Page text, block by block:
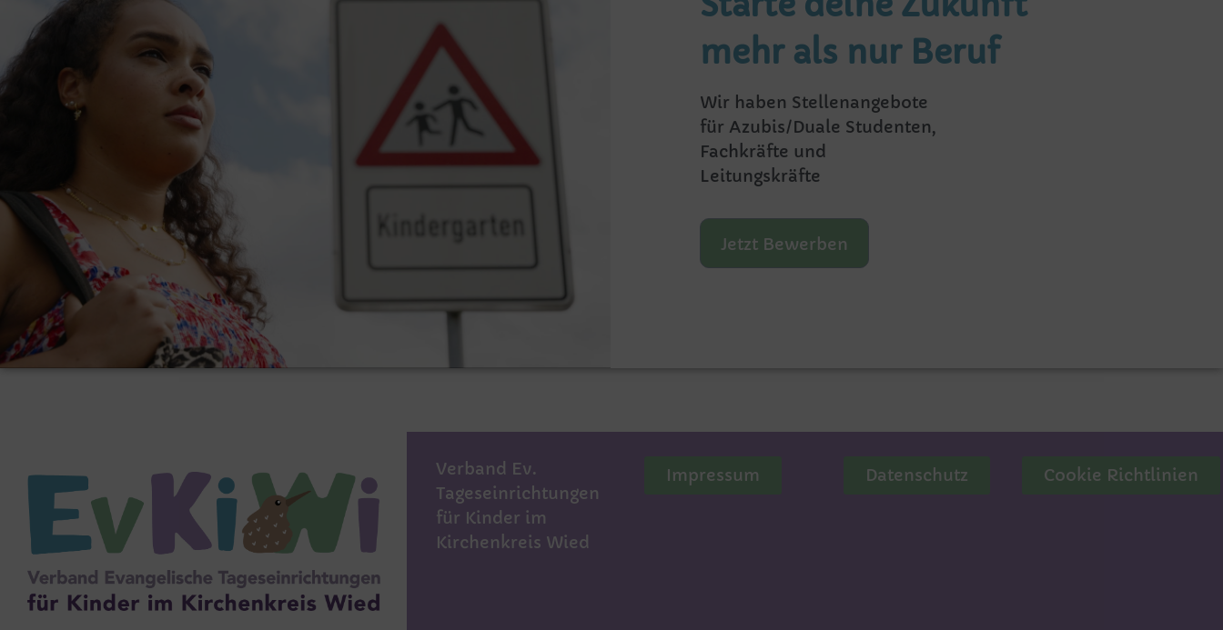
mehr als nur Beruf
Wir haben Stellenangebote
für Azubis/Duale Studenten,
Fachkräfte und
Leitungskräfte
Jetzt Bewerben
Verband Ev.
Tageseinrichtungen
für Kinder im
Kirchenkreis Wied
Impressum Datenschutz Cookie Richtlinien